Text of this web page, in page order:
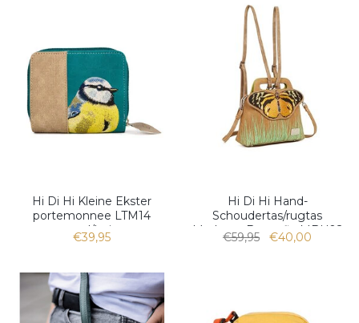
Hi Di Hi Kleine Ekster
portemonnee LTM14
petrol/beige
€39,95
Hi Di Hi Hand-
Schoudertas/rugtas
Madame Butterfly MBU02
€59,95 €40,00